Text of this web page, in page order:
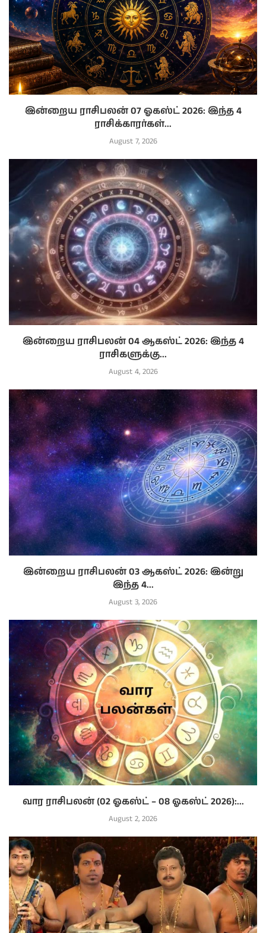
இன்றைய ராசிபலன் 07 ஓகஸ்ட் 2026: இந்த 4
ராசிக்காரர்கள்...
August 7, 2026
இன்றைய ராசிபலன் 04 ஆகஸ்ட் 2026: இந்த 4
ராசிகளுக்கு...
August 4, 2026
இன்றைய ராசிபலன் 03 ஆகஸ்ட் 2026: இன்று
இந்த 4...
August 3, 2026
வார ராசிபலன் (02 ஓகஸ்ட் – 08 ஓகஸ்ட் 2026):...
August 2, 2026